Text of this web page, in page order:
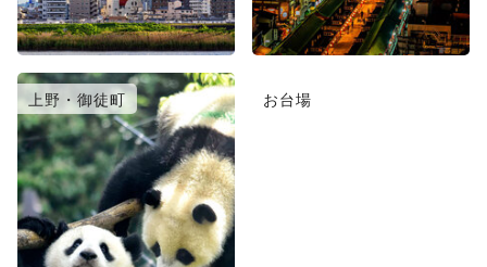
上野・御徒町 お台場